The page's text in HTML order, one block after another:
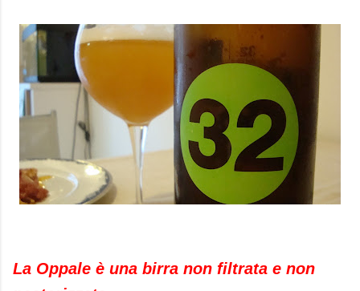
La Oppale è una birra non filtrata e non